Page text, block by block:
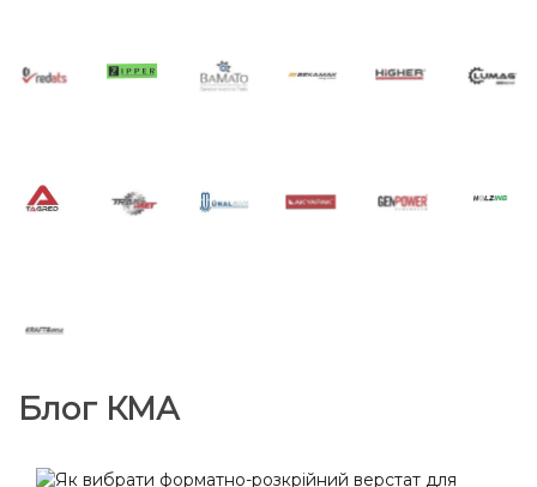
Блог КМА